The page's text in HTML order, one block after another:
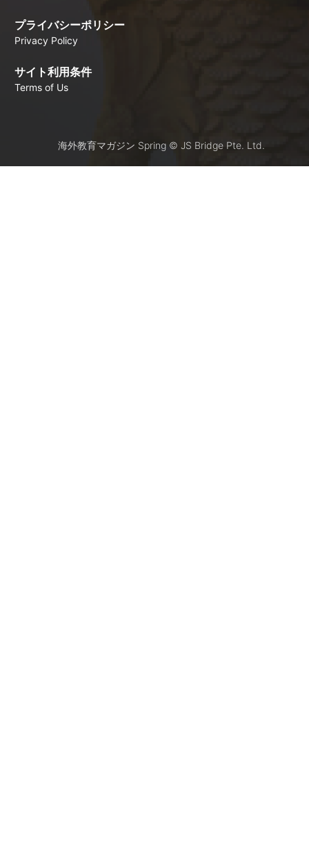
プライバシーポリシー
Privacy Policy
サイト利用条件
Terms of Us
海外教育マガジン Spring © JS Bridge Pte. Ltd.